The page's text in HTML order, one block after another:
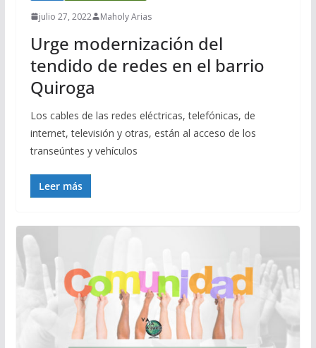
julio 27, 2022 Maholy Arias
Urge modernización del
tendido de redes en el barrio
Quiroga
Los cables de las redes eléctricas, telefónicas, de
internet, televisión y otras, están al acceso de los
transeúntes y vehículos
Leer más